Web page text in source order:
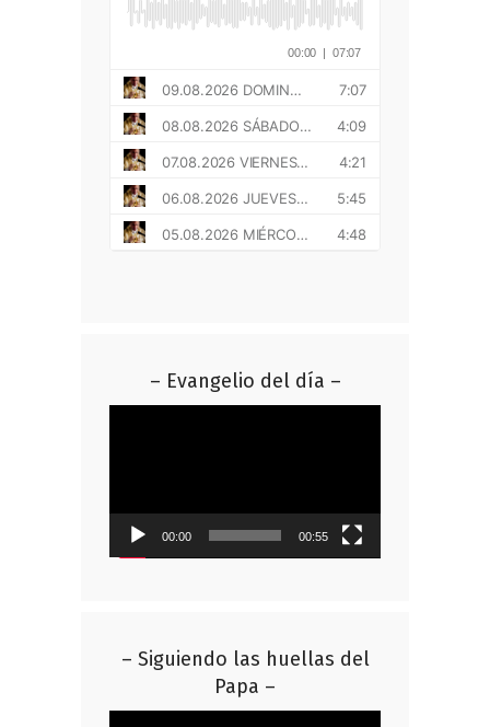
– Evangelio del día –
00:00 00:55
– Siguiendo las huellas del
Papa –